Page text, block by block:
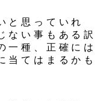
と思っていれ
ない事もある訳
一種、正確には
当てはまるかも